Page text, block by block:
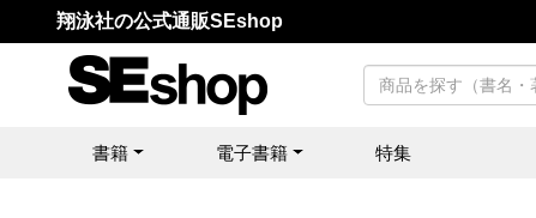
翔泳社の公式通販SEshop
書籍 電子書籍 特集